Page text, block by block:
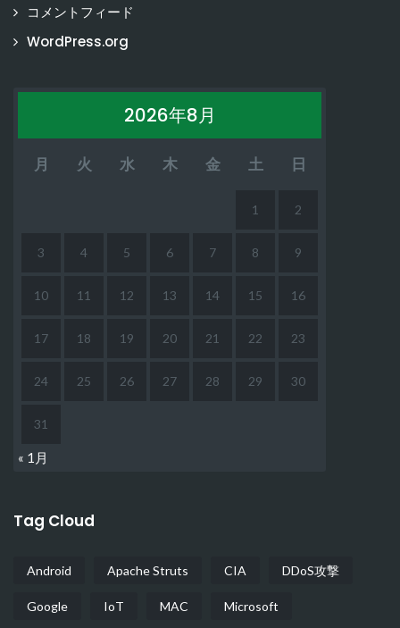
コメントフィード
WordPress.org
2026年8月
月 火 水 木 金 土 日
1 2
3 4 5 6 7 8 9
10 11 12 13 14 15 16
17 18 19 20 21 22 23
24 25 26 27 28 29 30
31
« 1月
Tag Cloud
Android Apache Struts CIA DDoS攻撃
Google IoT MAC Microsoft